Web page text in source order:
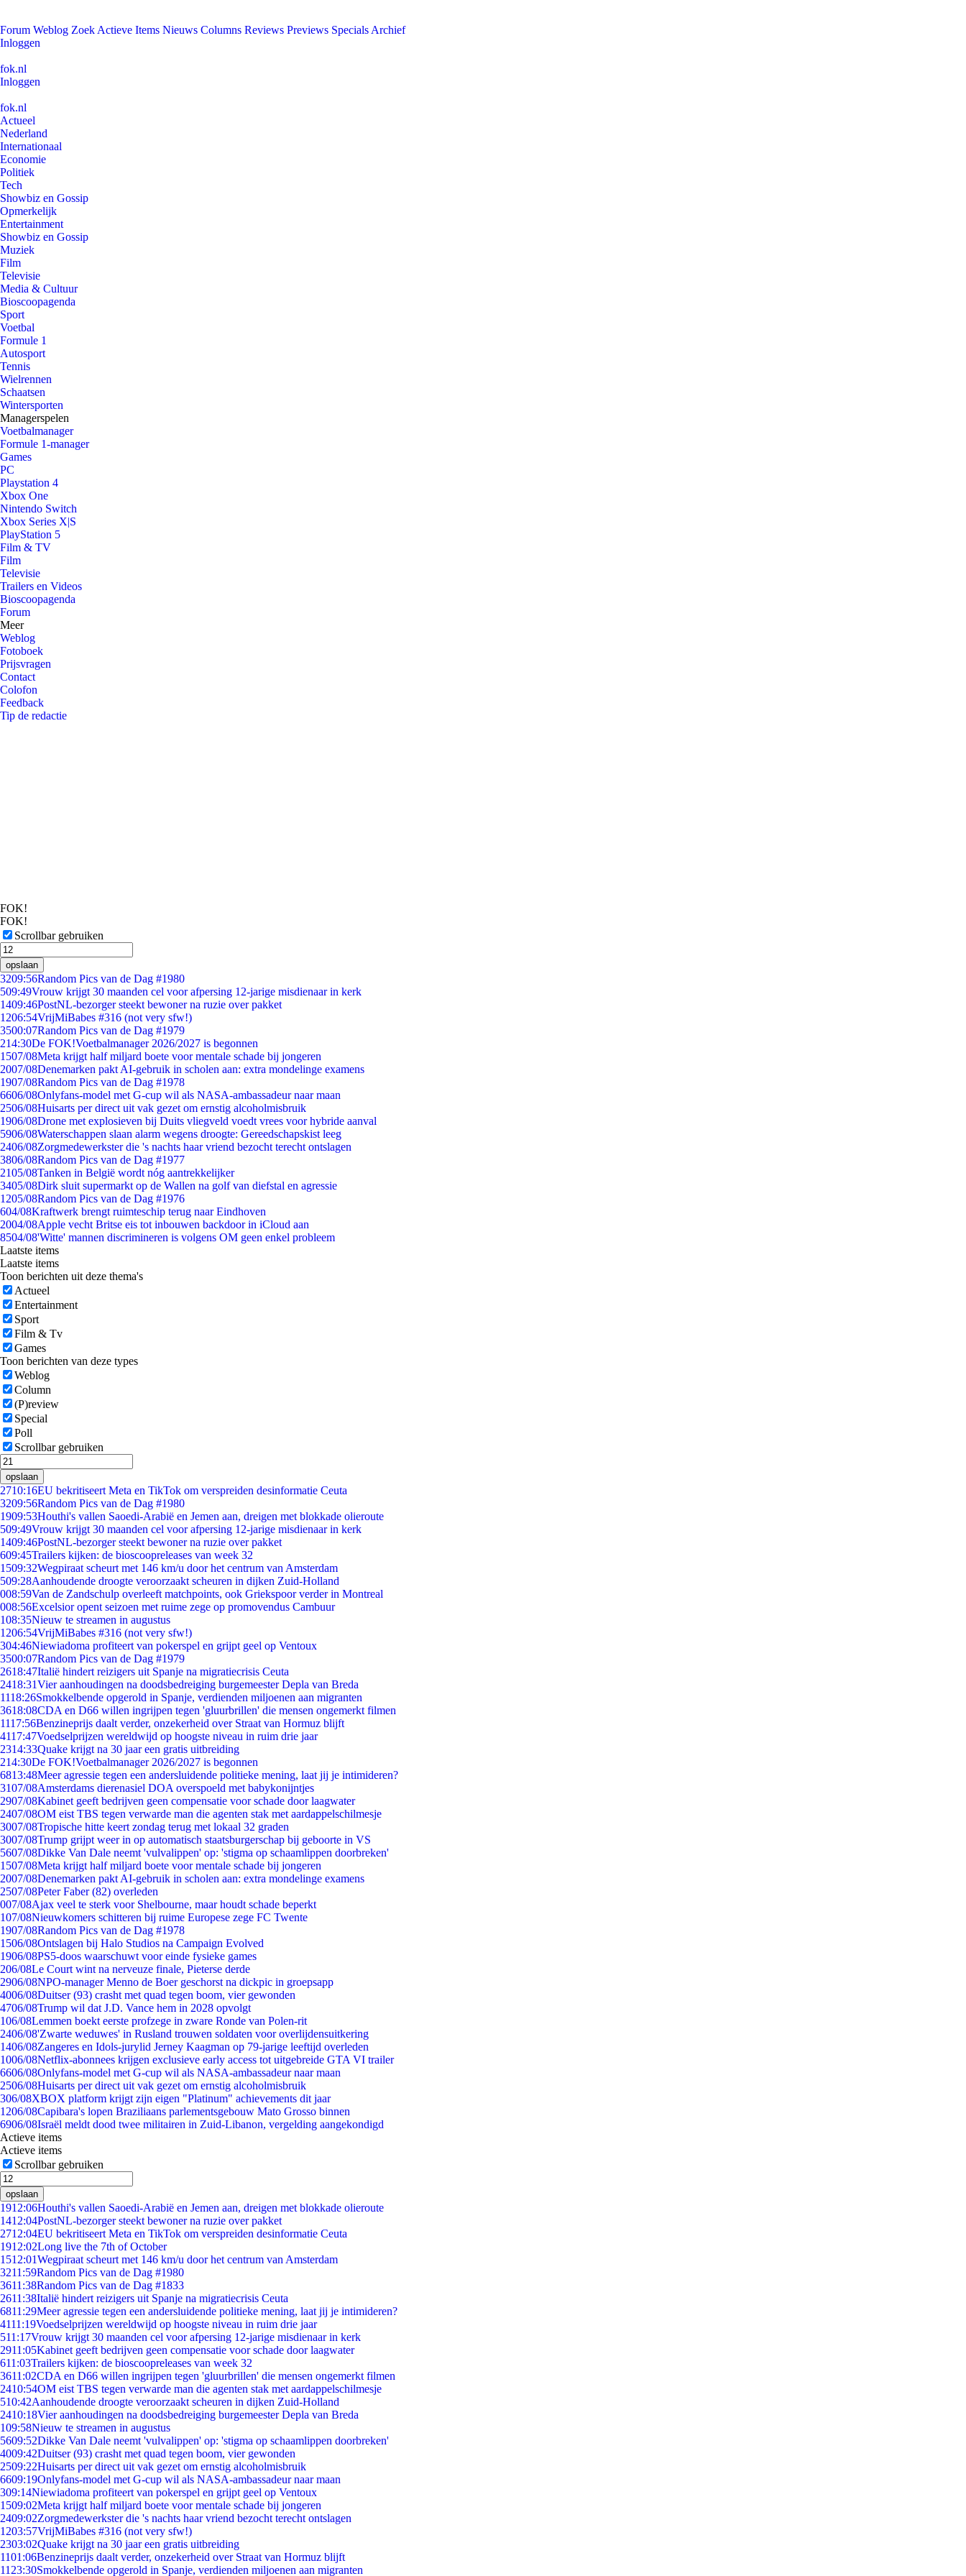
Forum Weblog Zoek Actieve Items Nieuws Columns Reviews Previews Specials Archief
Inloggen
fok.nl
Inloggen
fok.nl
Actueel
Nederland
Internationaal
Economie
Politiek
Tech
Showbiz en Gossip
Opmerkelijk
Entertainment
Showbiz en Gossip
Muziek
Film
Televisie
Media & Cultuur
Bioscoopagenda
Sport
Voetbal
Formule 1
Autosport
Tennis
Wielrennen
Schaatsen
Wintersporten
Managerspelen
Voetbalmanager
Formule 1-manager
Games
PC
Playstation 4
Xbox One
Nintendo Switch
Xbox Series X|S
PlayStation 5
Film & TV
Film
Televisie
Trailers en Videos
Bioscoopagenda
Forum
Meer
Weblog
Fotoboek
Prijsvragen
Contact
Colofon
Feedback
Tip de redactie
FOK!
FOK!
Scrollbar gebruiken
opslaan
3209:56Random Pics van de Dag #1980
509:49Vrouw krijgt 30 maanden cel voor afpersing 12-jarige misdienaar in kerk
1409:46PostNL-bezorger steekt bewoner na ruzie over pakket
1206:54VrijMiBabes #316 (not very sfw!)
3500:07Random Pics van de Dag #1979
214:30De FOK!Voetbalmanager 2026/2027 is begonnen
1507/08Meta krijgt half miljard boete voor mentale schade bij jongeren
2007/08Denemarken pakt AI-gebruik in scholen aan: extra mondelinge examens
1907/08Random Pics van de Dag #1978
6606/08Onlyfans-model met G-cup wil als NASA-ambassadeur naar maan
2506/08Huisarts per direct uit vak gezet om ernstig alcoholmisbruik
1906/08Drone met explosieven bij Duits vliegveld voedt vrees voor hybride aanval
5906/08Waterschappen slaan alarm wegens droogte: Gereedschapskist leeg
2406/08Zorgmedewerkster die 's nachts haar vriend bezocht terecht ontslagen
3806/08Random Pics van de Dag #1977
2105/08Tanken in België wordt nóg aantrekkelijker
3405/08Dirk sluit supermarkt op de Wallen na golf van diefstal en agressie
1205/08Random Pics van de Dag #1976
604/08Kraftwerk brengt ruimteschip terug naar Eindhoven
2004/08Apple vecht Britse eis tot inbouwen backdoor in iCloud aan
8504/08'Witte' mannen discrimineren is volgens OM geen enkel probleem
Laatste items
Laatste items
Toon berichten uit deze thema's
Actueel
Entertainment
Sport
Film & Tv
Games
Toon berichten van deze types
Weblog
Column
(P)review
Special
Poll
Scrollbar gebruiken
opslaan
2710:16EU bekritiseert Meta en TikTok om verspreiden desinformatie Ceuta
3209:56Random Pics van de Dag #1980
1909:53Houthi's vallen Saoedi-Arabië en Jemen aan, dreigen met blokkade olieroute
509:49Vrouw krijgt 30 maanden cel voor afpersing 12-jarige misdienaar in kerk
1409:46PostNL-bezorger steekt bewoner na ruzie over pakket
609:45Trailers kijken: de bioscoopreleases van week 32
1509:32Wegpiraat scheurt met 146 km/u door het centrum van Amsterdam
509:28Aanhoudende droogte veroorzaakt scheuren in dijken Zuid-Holland
008:59Van de Zandschulp overleeft matchpoints, ook Griekspoor verder in Montreal
008:56Excelsior opent seizoen met ruime zege op promovendus Cambuur
108:35Nieuw te streamen in augustus
1206:54VrijMiBabes #316 (not very sfw!)
304:46Niewiadoma profiteert van pokerspel en grijpt geel op Ventoux
3500:07Random Pics van de Dag #1979
2618:47Italië hindert reizigers uit Spanje na migratiecrisis Ceuta
2418:31Vier aanhoudingen na doodsbedreiging burgemeester Depla van Breda
1118:26Smokkelbende opgerold in Spanje, verdienden miljoenen aan migranten
3618:08CDA en D66 willen ingrijpen tegen 'gluurbrillen' die mensen ongemerkt filmen
1117:56Benzineprijs daalt verder, onzekerheid over Straat van Hormuz blijft
4117:47Voedselprijzen wereldwijd op hoogste niveau in ruim drie jaar
2314:33Quake krijgt na 30 jaar een gratis uitbreiding
214:30De FOK!Voetbalmanager 2026/2027 is begonnen
6813:48Meer agressie tegen een andersluidende politieke mening, laat jij je intimideren?
3107/08Amsterdams dierenasiel DOA overspoeld met babykonijntjes
2907/08Kabinet geeft bedrijven geen compensatie voor schade door laagwater
2407/08OM eist TBS tegen verwarde man die agenten stak met aardappelschilmesje
3007/08Tropische hitte keert zondag terug met lokaal 32 graden
3007/08Trump grijpt weer in op automatisch staatsburgerschap bij geboorte in VS
5607/08Dikke Van Dale neemt 'vulvalippen' op: 'stigma op schaamlippen doorbreken'
1507/08Meta krijgt half miljard boete voor mentale schade bij jongeren
2007/08Denemarken pakt AI-gebruik in scholen aan: extra mondelinge examens
2507/08Peter Faber (82) overleden
007/08Ajax veel te sterk voor Shelbourne, maar houdt schade beperkt
107/08Nieuwkomers schitteren bij ruime Europese zege FC Twente
1907/08Random Pics van de Dag #1978
1506/08Ontslagen bij Halo Studios na Campaign Evolved
1906/08PS5-doos waarschuwt voor einde fysieke games
206/08Le Court wint na nerveuze finale, Pieterse derde
2906/08NPO-manager Menno de Boer geschorst na dickpic in groepsapp
4006/08Duitser (93) crasht met quad tegen boom, vier gewonden
4706/08Trump wil dat J.D. Vance hem in 2028 opvolgt
106/08Lemmen boekt eerste profzege in zware Ronde van Polen-rit
2406/08'Zwarte weduwes' in Rusland trouwen soldaten voor overlijdensuitkering
1406/08Zangeres en Idols-jurylid Jerney Kaagman op 79-jarige leeftijd overleden
1006/08Netflix-abonnees krijgen exclusieve early access tot uitgebreide GTA VI trailer
6606/08Onlyfans-model met G-cup wil als NASA-ambassadeur naar maan
2506/08Huisarts per direct uit vak gezet om ernstig alcoholmisbruik
306/08XBOX platform krijgt zijn eigen "Platinum" achievements dit jaar
1206/08Capibara's lopen Braziliaans parlementsgebouw Mato Grosso binnen
6906/08Israël meldt dood twee militairen in Zuid-Libanon, vergelding aangekondigd
Actieve items
Actieve items
Scrollbar gebruiken
opslaan
1912:06Houthi's vallen Saoedi-Arabië en Jemen aan, dreigen met blokkade olieroute
1412:04PostNL-bezorger steekt bewoner na ruzie over pakket
2712:04EU bekritiseert Meta en TikTok om verspreiden desinformatie Ceuta
1912:02Long live the 7th of October
1512:01Wegpiraat scheurt met 146 km/u door het centrum van Amsterdam
3211:59Random Pics van de Dag #1980
3611:38Random Pics van de Dag #1833
2611:38Italië hindert reizigers uit Spanje na migratiecrisis Ceuta
6811:29Meer agressie tegen een andersluidende politieke mening, laat jij je intimideren?
4111:19Voedselprijzen wereldwijd op hoogste niveau in ruim drie jaar
511:17Vrouw krijgt 30 maanden cel voor afpersing 12-jarige misdienaar in kerk
2911:05Kabinet geeft bedrijven geen compensatie voor schade door laagwater
611:03Trailers kijken: de bioscoopreleases van week 32
3611:02CDA en D66 willen ingrijpen tegen 'gluurbrillen' die mensen ongemerkt filmen
2410:54OM eist TBS tegen verwarde man die agenten stak met aardappelschilmesje
510:42Aanhoudende droogte veroorzaakt scheuren in dijken Zuid-Holland
2410:18Vier aanhoudingen na doodsbedreiging burgemeester Depla van Breda
109:58Nieuw te streamen in augustus
5609:52Dikke Van Dale neemt 'vulvalippen' op: 'stigma op schaamlippen doorbreken'
4009:42Duitser (93) crasht met quad tegen boom, vier gewonden
2509:22Huisarts per direct uit vak gezet om ernstig alcoholmisbruik
6609:19Onlyfans-model met G-cup wil als NASA-ambassadeur naar maan
309:14Niewiadoma profiteert van pokerspel en grijpt geel op Ventoux
1509:02Meta krijgt half miljard boete voor mentale schade bij jongeren
2409:02Zorgmedewerkster die 's nachts haar vriend bezocht terecht ontslagen
1203:57VrijMiBabes #316 (not very sfw!)
2303:02Quake krijgt na 30 jaar een gratis uitbreiding
1101:06Benzineprijs daalt verder, onzekerheid over Straat van Hormuz blijft
11 23:30Smokkelbende opgerold in Spanje, verdienden miljoenen aan migranten